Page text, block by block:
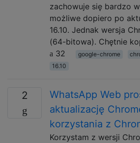
zachowuje się bardzo
możliwe dopiero po
16.10. Jednak wersja
(64-bitowa). Chętnie
32
google-chrome
16.10
2
WhatsApp Web
aktualizację
korzystania z
Korzystam z wersji